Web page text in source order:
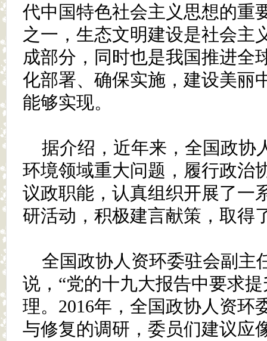
代中国特色社会主义思想的重
之一，生态文明建设是社会主
成部分，同时也是我国推进全
化部署、确保实施，建设美丽
能够实现。
据介绍，近年来，全国政协
环境领域重大问题，履行政治
议政职能，认真组织开展了一
研活动，积极建言献策，取得
全国政协人资环委驻会副主
说，“党的十九大报告中要求
理。2016年，全国政协人资环
与修复的调研，委员们建议应